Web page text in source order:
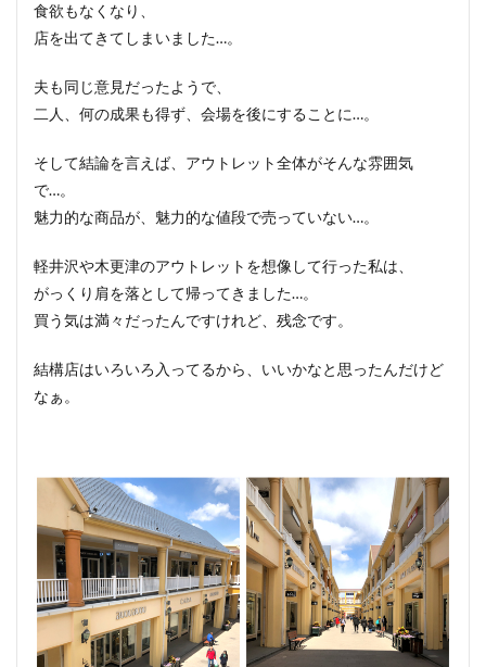
食欲もなくなり、
店を出てきてしまいました…。
夫も同じ意見だったようで、
二人、何の成果も得ず、会場を後にすることに…。
そして結論を言えば、アウトレット全体がそんな雰囲気
で…。
魅力的な商品が、魅力的な値段で売っていない…。
軽井沢や木更津のアウトレットを想像して行った私は、
がっくり肩を落として帰ってきました…。
買う気は満々だったんですけれど、残念です。
結構店はいろいろ入ってるから、いいかなと思ったんだけど
なぁ。